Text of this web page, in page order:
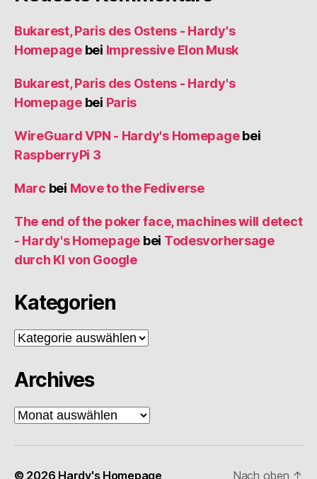
Bukarest, Paris des Ostens - Hardy's
Homepagebei Impressive Elon Musk
Bukarest, Paris des Ostens - Hardy's
Homepagebei Paris
WireGuard VPN - Hardy's Homepagebei
RaspberryPi 3
Marc bei Move to the Fediverse
The end of the poker face, machines will detect
- Hardy's Homepage bei Todesvorhersage
durch KI von Google
Kategorien
Kategorien
Archives
Archives
© 2026 Hardy's Homepage Nach oben ↑